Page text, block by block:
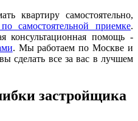
квартиру самостоятельно,
самостоятельной приемке.
консультационная помощь -
. Мы работаем по Москве и
сделать все за вас в лучшем
застройщика